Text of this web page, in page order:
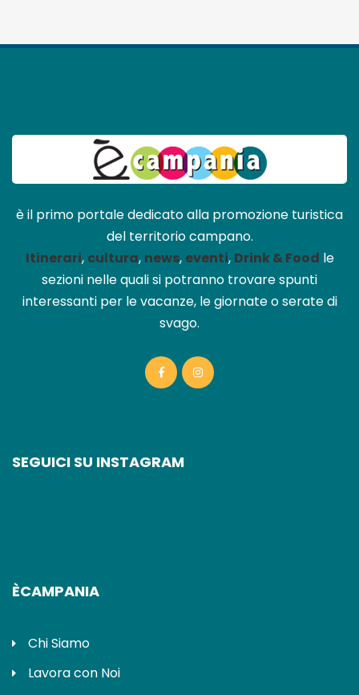
è il primo portale dedicato alla promozione turistica
del territorio campano.
Itinerari, cultura, news, eventi, Drink & Food le
sezioni nelle quali si potranno trovare spunti
interessanti per le vacanze, le giornate o serate di
svago.
SEGUICI SU INSTAGRAM
ÈCAMPANIA
Chi Siamo
Lavora con Noi